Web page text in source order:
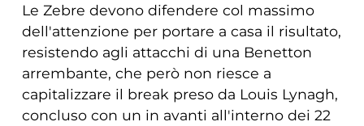
Le Zebre devono difendere col massimo
dell'attenzione per portare a casa il risultato,
resistendo agli attacchi di una Benetton
arrembante, che però non riesce a
capitalizzare il break preso da Louis Lynagh,
concluso con un in avanti all'interno dei 22